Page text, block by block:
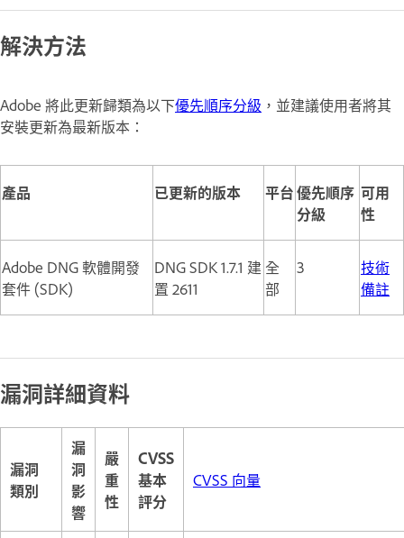
解決方法
Adobe 將此更新歸類為以下優先順序分級 ，並建議使用者將其
安裝更新為最新版本：
產品 已更新的版本 平台優先順序
分級
可用
性
Adobe DNG 軟體開發
套件 (SDK)
DNG SDK 1.7.1 建
置 2611
全
部
3
技術
備註
漏洞詳細資料
漏洞
類別
漏
洞
影
響
嚴
重
性
CVSS
基本
評分
CVSS 向量